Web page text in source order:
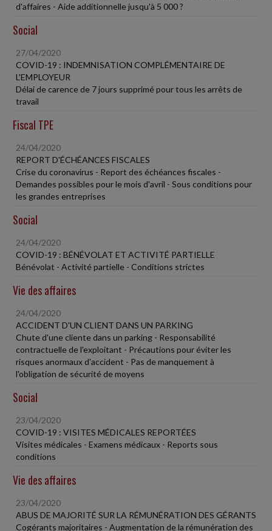
d'affaires - Aide additionnelle jusqu'à 5 000 ?
Social
27/04/2020
COVID-19 : INDEMNISATION COMPLÉMENTAIRE DE
L'EMPLOYEUR
Délai de carence de 7 jours supprimé pour tous les arrêts de
travail
Fiscal TPE
24/04/2020
REPORT D'ÉCHÉANCES FISCALES
Crise du coronavirus - Report des échéances fiscales -
Demandes possibles pour le mois d'avril - Sous conditions pour
les grandes entreprises
Social
24/04/2020
COVID-19 : BÉNÉVOLAT ET ACTIVITÉ PARTIELLE
Bénévolat - Activité partielle - Conditions strictes
Vie des affaires
24/04/2020
ACCIDENT D'UN CLIENT DANS UN PARKING
Chute d'une cliente dans un parking - Responsabilité
contractuelle de l'exploitant - Précautions pour éviter les
risques anormaux d'accident - Pas de manquement à
l'obligation de sécurité de moyens
Social
23/04/2020
COVID-19 : VISITES MÉDICALES REPORTÉES
Visites médicales - Examens médicaux - Reports sous
conditions
Vie des affaires
23/04/2020
ABUS DE MAJORITÉ SUR LA RÉMUNÉRATION DES GÉRANTS
Cogérants majoritaires - Augmentation de la rémunération des